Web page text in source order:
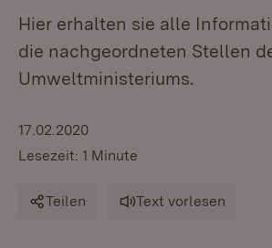
Hier erhalten sie alle
die nachgeordneten Stellen
Umweltministeriums.
17.02.2020
Lesezeit: 1 Minute
Teilen Text vorlesen